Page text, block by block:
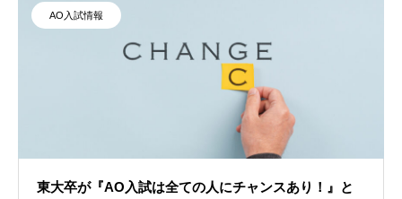
AO入試情報
東大卒が『AO入試は全ての人にチャンスあり！』と